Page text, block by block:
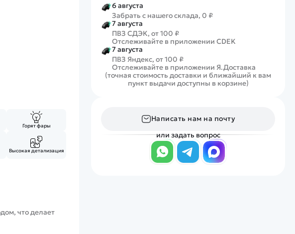
Горят фары
Высокая детализация
что делает
6 августа
Забрать с нашего склада, 0 ₽
7 августа
ПВЗ СДЭК, от 100 ₽
Отслеживайте в приложении CDEK
7 августа
ПВЗ Яндекс, от 100 ₽
Отслеживайте в приложении Я.Доставка
(точная стоимость доставки и ближайший к вам
пункт выдачи доступны в корзине)
Написать нам на почту
или задать вопрос